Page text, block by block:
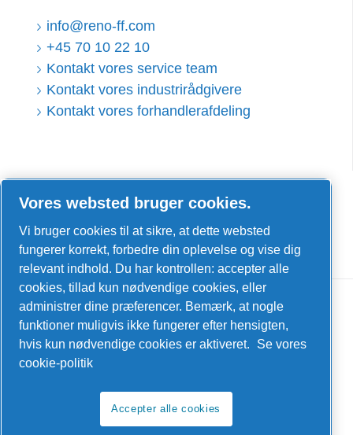
info@reno-ff.com
+45 70 10 22 10
Kontakt vores service team
Kontakt vores industrirådgivere
Kontakt vores forhandlerafdeling
LinkedIn
Facebook
YouTube
Juridisk meddelelse og privatlivspolitik
Styring af cookies
Vores websted bruger cookies.
Vi bruger cookies til at sikre, at dette websted
fungerer korrekt, forbedre din oplevelse og vise dig
relevant indhold. Du har kontrollen: accepter alle
cookies, tillad kun nødvendige cookies, eller
administrer dine præferencer. Bemærk, at nogle
funktioner muligvis ikke fungerer efter hensigten,
hvis kun nødvendige cookies er aktiveret.
Se vores
cookie-politik
Accepter alle cookies